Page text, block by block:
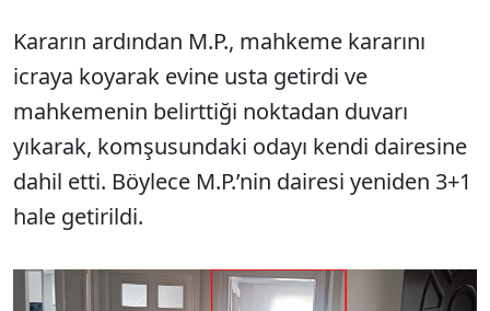
Kararın ardından M.P., mahkeme kararını
icraya koyarak evine usta getirdi ve
mahkemenin belirttiği noktadan duvarı
yıkarak, komşusundaki odayı kendi dairesine
dahil etti. Böylece M.P.’nin dairesi yeniden 3+1
hale getirildi.